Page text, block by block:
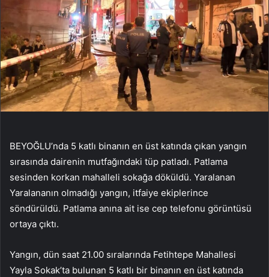
BEYOĞLU’nda 5 katlı binanın en üst katında çıkan yangın
sırasında dairenin mutfağındaki tüp patladı. Patlama
sesinden korkan mahalleli sokağa döküldü. Yaralanan
Yaralananın olmadığı yangın, itfaiye ekiplerince
söndürüldü. Patlama anına ait ise cep telefonu görüntüsü
ortaya çıktı.
Yangın, dün saat 21.00 sıralarında Fetihtepe Mahallesi
Yayla Sokak’ta bulunan 5 katlı bir binanın en üst katında